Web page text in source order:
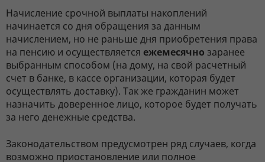
Начисление срочной выплаты накоплений
начинается со дня обращения за данным
начислением, но не раньше дня приобретения права
на пенсию и осуществляется ежемесячно заранее
выбранным способом (на дому, на свой расчетный
счет в банке, в кассе организации, которая будет
осуществлять доставку). Так же гражданин может
назначить доверенное лицо, которое будет получать
за него денежные средства.
Законодательством предусмотрен ряд случаев, когда
возможно приостановление или полное